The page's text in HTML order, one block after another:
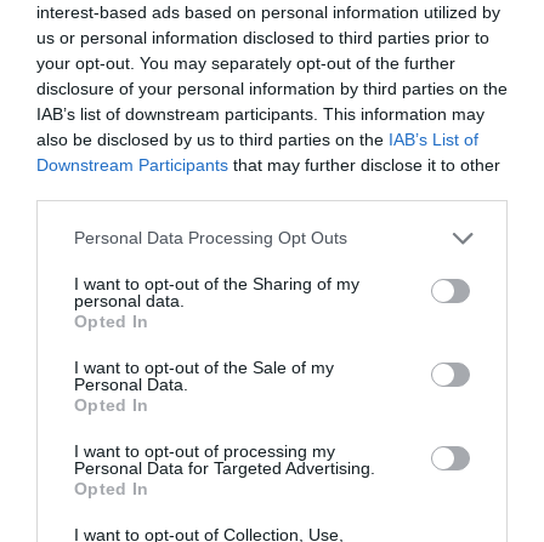
interest-based ads based on personal information utilized by
us or personal information disclosed to third parties prior to
your opt-out. You may separately opt-out of the further
disclosure of your personal information by third parties on the
IAB’s list of downstream participants. This information may
also be disclosed by us to third parties on the IAB’s List of
Downstream Participants that may further disclose it to other
Personal Data Processing Opt Outs
I want to opt-out of the Sharing of my
personal data.
Opted In
I want to opt-out of the Sale of my
Personal Data.
Opted In
I want to opt-out of processing my
Personal Data for Targeted Advertising.
Opted In
I want to opt-out of Collection, Use,
récemment élue Miss Pays-Bas. C’est cette dernière
qui a révélé l’information dans une émission radio.
Interrogé sur sa situation sentimentale, Tatjana Maul
répond sur Radio FunX: «Je suis de nouveau
célibataire. C’était compliqué. Il était footballeur et je
l’aime toujours. Tout le monde le connaît, il joue pour
Chelsea, mais je n’en dirai pas plus. Parfois, il vaut
mieux ne rien dire…»
Drogba et Maul se sont connus à
Londres, il y a quelques
semaines, lors de l’élection Miss
Monde qui a sacré la Sud-